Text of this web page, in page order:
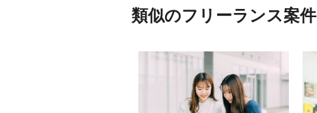
類似のフリーランス案件